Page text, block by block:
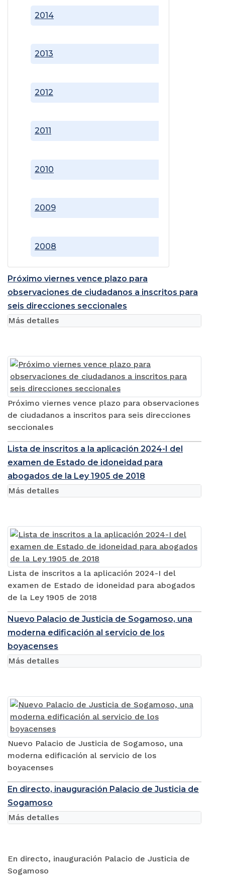
2008
2009
2010
2011
2012
2013
2014
Próximo viernes vence plazo para
observaciones de ciudadanos a inscritos para
seis direcciones seccionales
Próximo viernes vence plazo para observaciones
de ciudadanos a inscritos para seis direcciones
seccionales
Más detalles
Lista de inscritos a la aplicación 2024-I del
examen de Estado de idoneidad para
abogados de la Ley 1905 de 2018
Lista de inscritos a la aplicación 2024-I del
examen de Estado de idoneidad para abogados
de la Ley 1905 de 2018
Más detalles
Nuevo Palacio de Justicia de Sogamoso, una
moderna edificación al servicio de los
boyacenses
Nuevo Palacio de Justicia de Sogamoso, una
moderna edificación al servicio de los
boyacenses
Más detalles
En directo, inauguración Palacio de Justicia de
Sogamoso
En directo, inauguración Palacio de Justicia de
Sogamoso
Más detalles